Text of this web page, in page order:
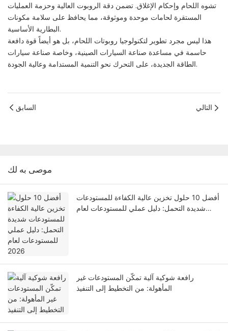
تشوه اللحام وإحكام الإغلاق. تضمن دقة الروبوت العالية وحزمة العمليات
المستقرة لحامات موحدة وموثوقة، مما يحافظ على سلامة مكونات
البطارية الأساسية.
هذا ليس مجرد تطوير لتكنولوجيا روبوتات اللحام، بل هو أيضاً قوة دافعة
حاسمة في مساعدة صناعة السيارات الصينية، وخاصة صناعة سيارات
الطاقة الجديدة، على التحرك نحو التنمية المستدامة وعالية الجودة.
السابق التالي
موصى به لك
أفضل 10 حلول تخزين عالية الكفاءة للمستودعات
شديدة التحمل: دليل عملي للمستودعات لعام
رافعة شوكية آلية تمكّن المستودعات غير
المأهولة: من التخطيط إلى التنفيذ